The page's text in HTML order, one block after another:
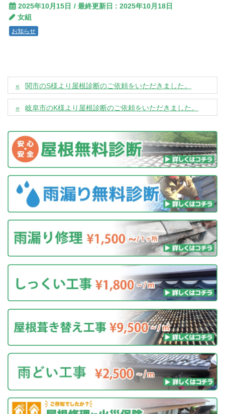
2025年10月15日 / 最終更新日 : 2025年10月18日
女組
お知らせ
関市のS様より屋根診断のご依頼をいただきました。
岐阜市のK様より屋根診断のご依頼をいただきました。